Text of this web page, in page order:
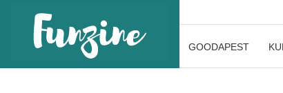
GOODAPEST